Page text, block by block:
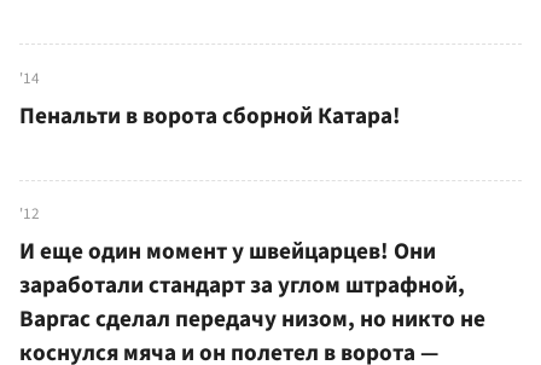
'14
Пенальти в ворота сборной Катара!
'12
И еще один момент у швейцарцев! Они
заработали стандарт за углом штрафной,
Варгас сделал передачу низом, но никто не
коснулся мяча и он полетел в ворота —